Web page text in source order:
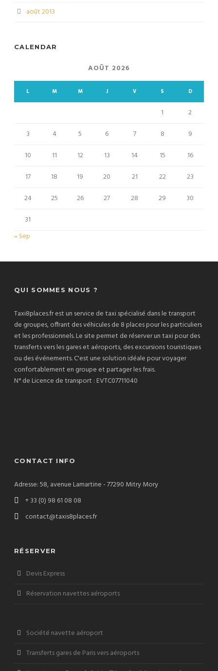
août 2013
CALENDAR
AOÛT 2026
L M M J V S D
1
2
3
4 5 6 7 8
9
10
11 12 13 14 15
16
17
18 19 20 21 22
23
24
25 26 27 28 29
30
31
« Sep
QUI SOMMES NOUS ?
Taxi8places.fr est un service de taxi spécialisé dans le transport
de groupes, offrant des véhicules de 8 places pour les particuliers
et les professionnels. Le site permet de réserver un taxi pour des
transferts vers les gares et aéroports, des excursions touristiques
ou des événements. C'est une solution idéale pour voyager
confortablement en groupe et partager les frais.
N° de Licence de transport : EVTC07711040
CONTACT INFO
Adresse: 58, avenue Lamartine - 77290 Mitry Mory
+ 33 (0) 98 61 08 08
contact@taxis8places.fr
RÉSERVER
Devis Express
Réservation navettes aéroports
Société navette aéroport
Transferts gares de Paris vers aéroports